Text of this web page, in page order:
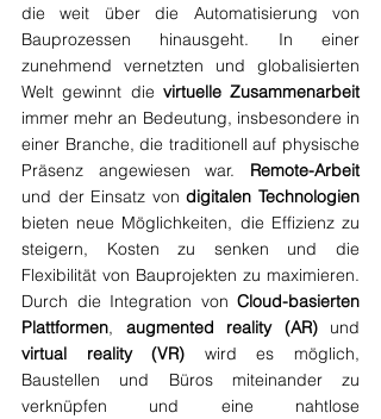
die weit über die Automatisierung von
Bauprozessen hinausgeht. In einer
zunehmend vernetzten und globalisierten
Welt gewinnt die virtuelle Zusammenarbeit
immer mehr an Bedeutung, insbesondere in
einer Branche, die traditionell auf physische
Präsenz angewiesen war. Remote-Arbeit
und der Einsatz von digitalen Technologien
bieten neue Möglichkeiten, die Effizienz zu
steigern, Kosten zu senken und die
Flexibilität von Bauprojekten zu maximieren.
Durch die Integration von Cloud-basierten
Plattformen, augmented reality (AR)
virtual reality (VR) wird es möglich,
Baustellen und Büros miteinander zu
verknüpfen und eine nahtlose